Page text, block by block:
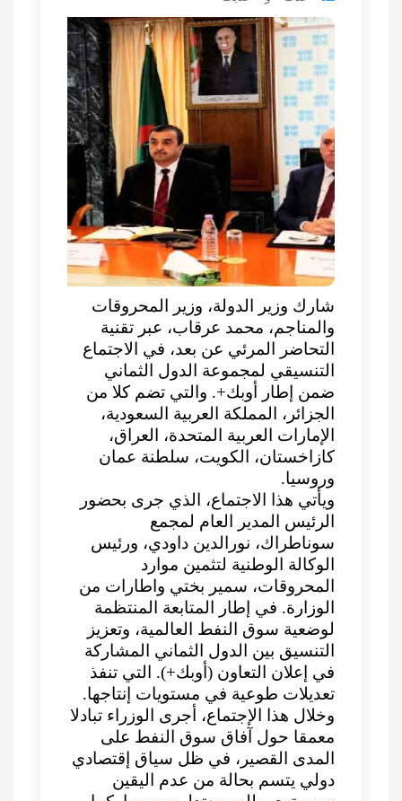
شارك وزير الدولة، وزير المحروقات
والمناجم، محمد عرقاب، عبر تقنية
التحاضر المرئي عن بعد، في الاجتماع
التنسيقي لمجموعة الدول الثماني
ضمن إطار أوبك+. والتي تضم كلا من
الجزائر، المملكة العربية السعودية،
الإمارات العربية المتحدة، العراق،
كازاخستان، الكويت، سلطنة عمان
وروسيا.
ويأتي هذا الاجتماع، الذي جرى بحضور
الرئيس المدير العام لمجمع
سوناطراك، نورالدين داودي، ورئيس
الوكالة الوطنية لتثمين موارد
المحروقات، سمير بختي واطارات من
الوزارة. في إطار المتابعة المنتظمة
لوضعية سوق النفط العالمية، وتعزيز
التنسيق بين الدول الثماني المشاركة
في إعلان التعاون (أوبك+). التي تنفذ
تعديلات طوعية في مستويات إنتاجها.
وخلال هذا الإجتماع، أجرى الوزراء تبادلا
معمقا حول آفاق سوق النفط على
المدى القصير، في ظل سياق إقتصادي
دولي يتسم بحالة من عدم اليقين